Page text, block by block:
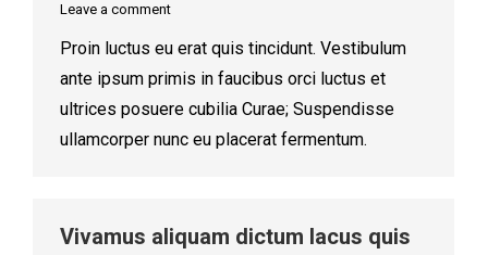
Leave a comment
Proin luctus eu erat quis tincidunt. Vestibulum
ante ipsum primis in faucibus orci luctus et
ultrices posuere cubilia Curae; Suspendisse
ullamcorper nunc eu placerat fermentum.
Vivamus aliquam dictum lacus quis